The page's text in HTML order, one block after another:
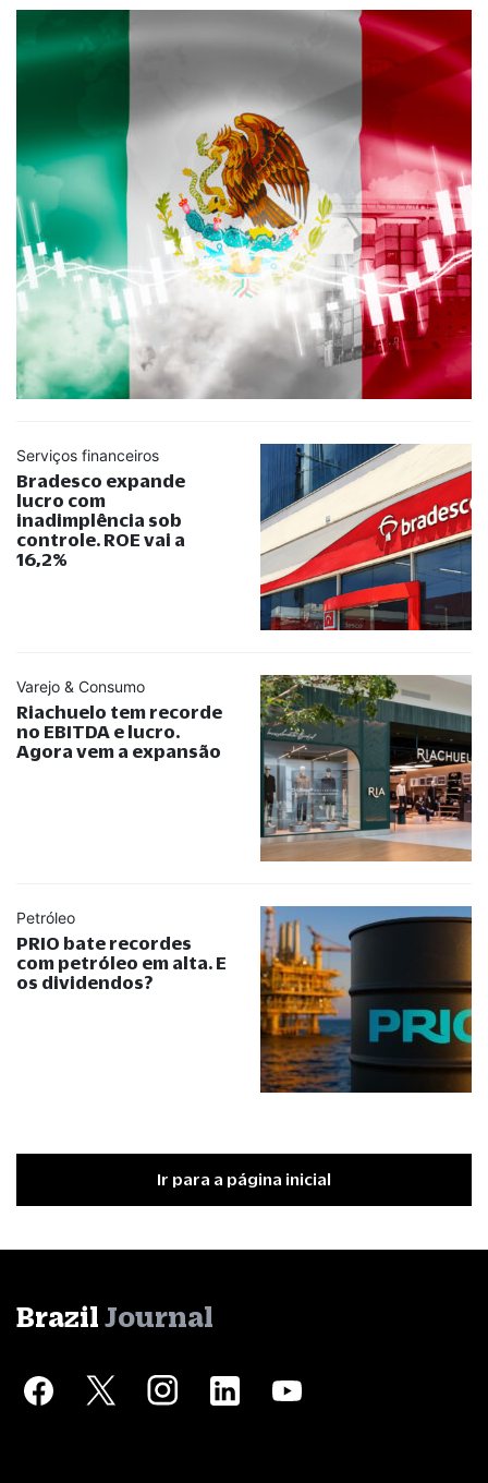
Serviços financeiros
Bradesco expande
lucro com
inadimplência sob
controle. ROE vai a
16,2%
Varejo & Consumo
Riachuelo tem recorde
no EBITDA e lucro.
Agora vem a expansão
Petróleo
PRIO bate recordes
com petróleo em alta. E
os dividendos?
Ir para a página inicial
Brazil Journal